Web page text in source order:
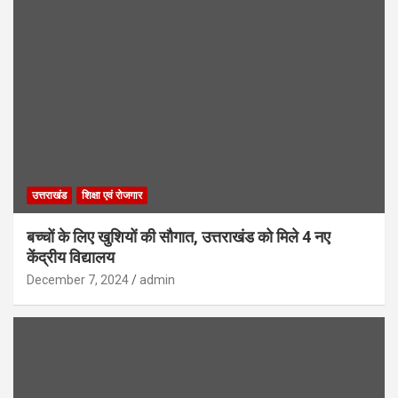
उत्तराखंड शिक्षा एवं रोजगार
बच्चों के लिए खुशियों की सौगात, उत्तराखंड को मिले 4 नए
केंद्रीय विद्यालय
December 7, 2024 admin